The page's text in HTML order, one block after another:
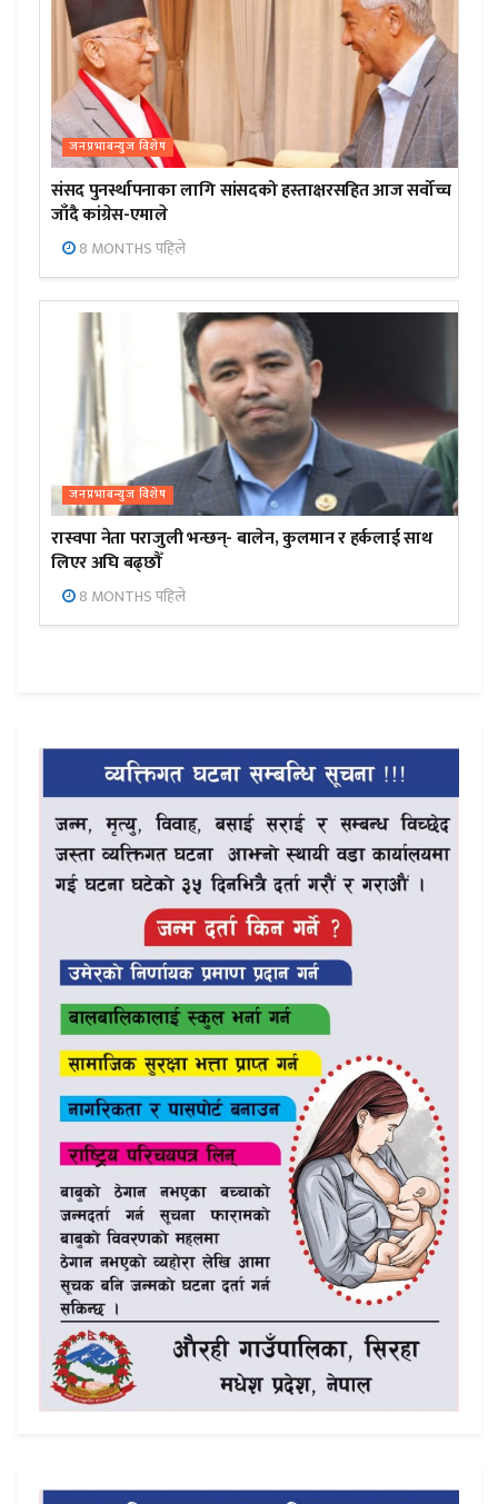
जनप्रभाबन्युज विशेष
संसद पुनर्स्थापनाका लागि सांसदको हस्ताक्षरसहित आज सर्वोच्च
जाँदै कांग्रेस-एमाले
8 MONTHS पहिले
जनप्रभाबन्युज विशेष
रास्वपा नेता पराजुली भन्छन्- बालेन, कुलमान र हर्कलाई साथ
लिएर अघि बढ्छौँ
8 MONTHS पहिले